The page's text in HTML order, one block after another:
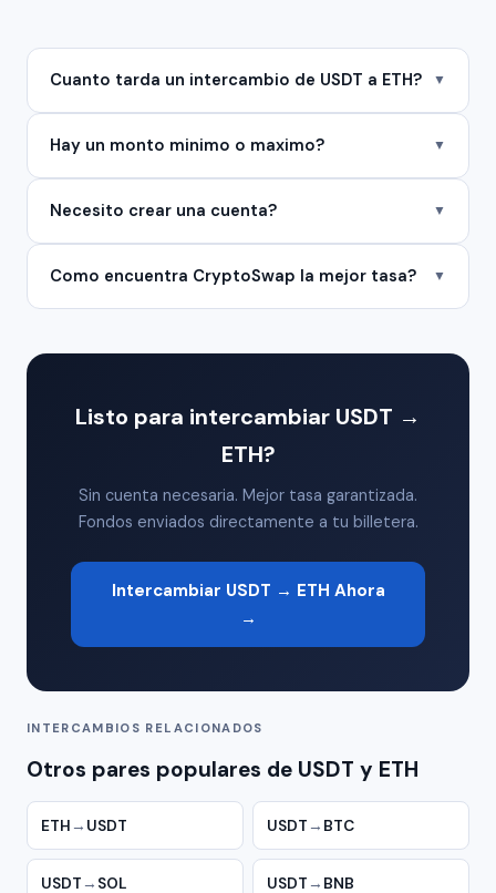
Cuanto tarda un intercambio de USDT a ETH? ▼
Hay un monto minimo o maximo? ▼
Necesito crear una cuenta? ▼
Como encuentra CryptoSwap la mejor tasa? ▼
Listo para intercambiar USDT →
ETH?
Sin cuenta necesaria. Mejor tasa garantizada.
Fondos enviados directamente a tu billetera.
Intercambiar USDT → ETH Ahora
→
INTERCAMBIOS RELACIONADOS
Otros pares populares de USDT y ETH
ETH → USDT USDT → BTC
USDT → SOL USDT → BNB